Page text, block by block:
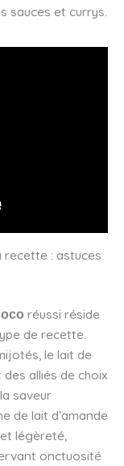
sauces et currys.
recette : astuces
réussi réside
de recette.
le lait de
alliés de choix
saveur
de lait d’amande
légèreté,
onctuosité